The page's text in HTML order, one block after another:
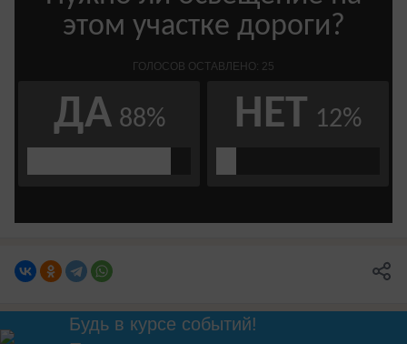
Будь в курсе событий!